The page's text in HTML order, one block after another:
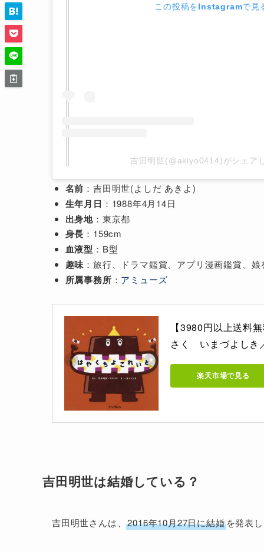
この投稿をInstagramで見
吉田明世(@akiyo0414)がシェア
名前 ：吉田明世(よしだ あきよ)
生年月日 ：1988年4月14日
出身地：東京都
身長 ：159cm
血液型 ：B型
趣味 ：旅行、ドラマ鑑賞、アプリ漫画鑑賞、
所属事務所 ： アミューズ
【3980円以上送料
さく　いまづよしき
楽天市場で見る
吉田明世は結婚している？
吉田明世さんは、2016年10月27日に結婚を発表